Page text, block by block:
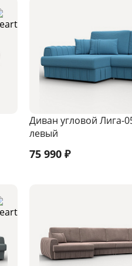
Диван угловой Лига-
левый
75 990 ₽